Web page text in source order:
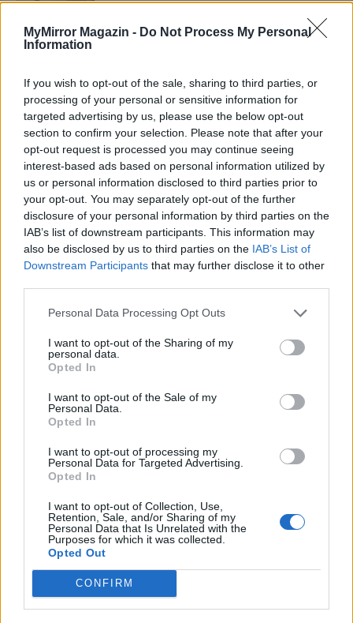
MyMirror Magazin - Do Not Process My Personal
Information
If you wish to opt-out of the sale, sharing to third parties, or
processing of your personal or sensitive information for
targeted advertising by us, please use the below opt-out
section to confirm your selection. Please note that after your
opt-out request is processed you may continue seeing
interest-based ads based on personal information utilized by
us or personal information disclosed to third parties prior to
your opt-out. You may separately opt-out of the further
disclosure of your personal information by third parties on the
IAB’s list of downstream participants. This information may
also be disclosed by us to third parties on the IAB’s List of
Downstream Participants that may further disclose it to other
Personal Data Processing Opt Outs
I want to opt-out of the Sharing of my
personal data.
Opted In
I want to opt-out of the Sale of my
Personal Data.
Opted In
I want to opt-out of processing my
Personal Data for Targeted Advertising.
Opted In
I want to opt-out of Collection, Use,
Retention, Sale, and/or Sharing of my
Personal Data that Is Unrelated with the
Purposes for which it was collected.
Opted Out
CONFIRM
Minka 12. rész
Minka 11. rész
T. szereti a fiatal lányokat 14. rész
Pedig szóltam… – Miért nem hiszünk a
A legidegesítőbb kifejezések laza
gyűjteménye
Elyna Robbs: Adéle és az örökölt árnyak
A világ legismertebb ruhái